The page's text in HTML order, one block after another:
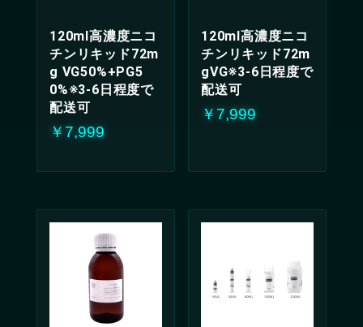
120ml高濃度ニコ
チンリキッド72m
g VG50%+PG5
0%※3-6日程度で
配送可
￥7,999
120ml高濃度ニコ
チンリキッド72m
gVG※3-6日程度で
配送可
￥7,999